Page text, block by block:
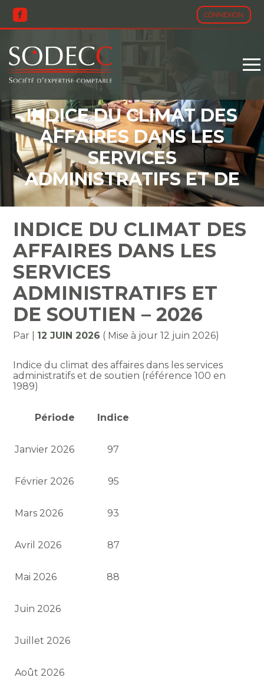
CONNEXION
Aller
au
INDICE DU CLIMAT DES
AFFAIRES DANS LES
SERVICES
ADMINISTRATIFS ET DE
SOUTIEN – 2026
INDICE DU CLIMAT DES
AFFAIRES DANS LES
SERVICES
ADMINISTRATIFS ET
DE SOUTIEN – 2026
Par 12 JUIN 2026 ( Mise à jour 12 juin 2026)
Indice du climat des affaires dans les services
administratifs et de soutien (référence 100 en
1989)
Période Indice
Janvier 2026 97
Février 2026 95
Mars 2026 93
Avril 2026 87
Mai 2026 88
Juin 2026
Juillet 2026
Août 2026